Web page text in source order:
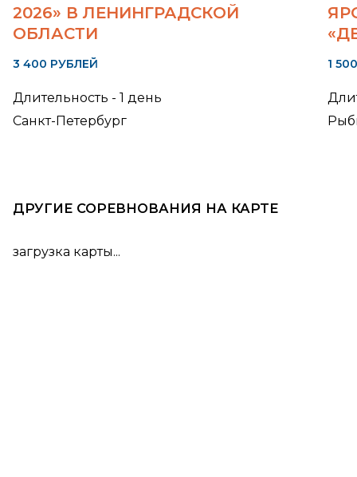
2026» В ЛЕНИНГРАДСКОЙ
ОБЛАСТИ
3 400 РУБЛЕЙ
Длительность - 1 день
Санкт-Петербург
1
ДРУГИЕ СОРЕВНОВАНИЯ НА КАРТЕ
загрузка карты...